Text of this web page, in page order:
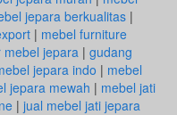
jepara berkualitas |
| mebel furniture
mebel jepara | gudang
jepara indo | mebel
jepara mewah | mebel jati
| jual mebel jati jepara